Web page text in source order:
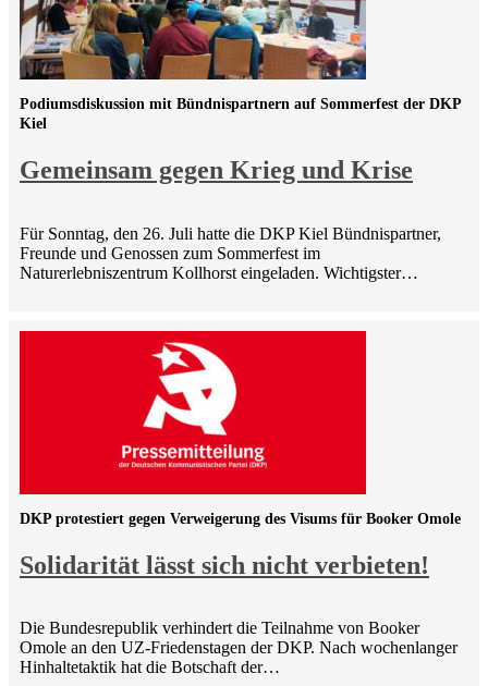
Gemeinsam gegen Krieg und Krise
Podiumsdiskussion mit Bündnispartnern auf Sommerfest der DKP
Kiel
Für Sonntag, den 26. Juli hatte die DKP Kiel Bündnispartner,
Freunde und Genossen zum Sommerfest im
Naturerlebniszentrum Kollhorst eingeladen. Wichtigster…
Solidarität lässt sich nicht verbieten!
DKP protestiert gegen Verweigerung des Visums für Booker Omole
Die Bundesrepublik verhindert die Teilnahme von Booker
Omole an den UZ-Friedenstagen der DKP. Nach wochenlanger
Hinhaltetaktik hat die Botschaft der…